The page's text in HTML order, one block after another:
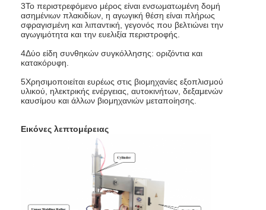
επαφή
Όλες οι περιπτώσεις
Μιλήστε τώρα.
Φορητή μηχανή συγκόλλησης σημείων
Μηχανή σταθερής συγκόλλησης σε σημείο
3Το περιστρεφόμενο μέρος είναι ενσωματωμένη δομή
ασημένιων πλακιδίων, η αγωγική θέση είναι πλήρως
σφραγισμένη και λιπαντική, γεγονός που βελτιώνει την
αγωγιμότητα και την ευελιξία περιστροφής.
4Δύο είδη συνθηκών συγκόλλησης: οριζόντια και
κατακόρυφη.
5Χρησιμοποιείται ευρέως στις βιομηχανίες εξοπλισμού
υλικού, ηλεκτρικής ενέργειας, αυτοκινήτων, δεξαμενών
καυσίμου και άλλων βιομηχανιών μεταποίησης.
Εικόνες λεπτομέρειας